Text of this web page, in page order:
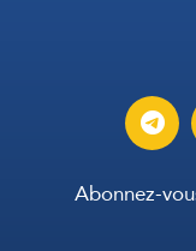
Abonnez-